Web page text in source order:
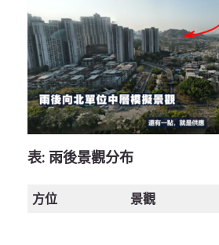
表: 雨後景觀分布
方位 景觀